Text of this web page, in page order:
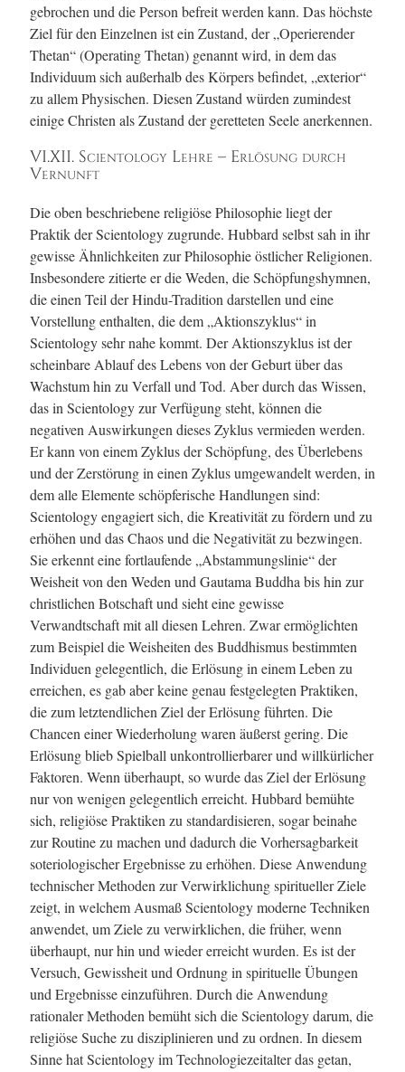
gebrochen und die Person befreit werden kann. Das höchste
Ziel für den Einzelnen ist ein Zustand, der „Operierender
Thetan“ (Operating Thetan) genannt wird, in dem das
Individuum sich außerhalb des Körpers befindet, „exterior“
zu allem Physischen. Diesen Zustand würden zumindest
einige Christen als Zustand der geretteten Seele anerkennen.
VI.XII. Scientology Lehre – Erlösung durch
Vernunft
Die oben beschriebene religiöse Philosophie liegt der
Praktik der Scientology zugrunde. Hubbard selbst sah in ihr
gewisse Ähnlichkeiten zur Philosophie östlicher Religionen.
Insbesondere zitierte er die Weden, die Schöpfungshymnen,
die einen Teil der Hindu-Tradition darstellen und eine
Vorstellung enthalten, die dem „Aktionszyklus“ in
Scientology sehr nahe kommt. Der Aktionszyklus ist der
scheinbare Ablauf des Lebens von der Geburt über das
Wachstum hin zu Verfall und Tod. Aber durch das Wissen,
das in Scientology zur Verfügung steht, können die
negativen Auswirkungen dieses Zyklus vermieden werden.
Er kann von einem Zyklus der Schöpfung, des Überlebens
und der Zerstörung in einen Zyklus umgewandelt werden, in
dem alle Elemente schöpferische Handlungen sind:
Scientology engagiert sich, die Kreativität zu fördern und zu
erhöhen und das Chaos und die Negativität zu bezwingen.
Sie erkennt eine fortlaufende „Abstammungslinie“ der
Weisheit von den Weden und Gautama Buddha bis hin zur
christlichen Botschaft und sieht eine gewisse
Verwandtschaft mit all diesen Lehren. Zwar ermöglichten
zum Beispiel die Weisheiten des Buddhismus bestimmten
Individuen gelegentlich, die Erlösung in einem Leben zu
erreichen, es gab aber keine genau festgelegten Praktiken,
die zum letztendlichen Ziel der Erlösung führten. Die
Chancen einer Wiederholung waren äußerst gering. Die
Erlösung blieb Spielball unkontrollierbarer und willkürlicher
Faktoren. Wenn überhaupt, so wurde das Ziel der Erlösung
nur von wenigen gelegentlich erreicht. Hubbard bemühte
sich, religiöse Praktiken zu standardisieren, sogar beinahe
zur Routine zu machen und dadurch die Vorhersagbarkeit
soteriologischer Ergebnisse zu erhöhen. Diese Anwendung
technischer Methoden zur Verwirklichung spiritueller Ziele
zeigt, in welchem Ausmaß Scientology moderne Techniken
anwendet, um Ziele zu verwirklichen, die früher, wenn
überhaupt, nur hin und wieder erreicht wurden. Es ist der
Versuch, Gewissheit und Ordnung in spirituelle Übungen
und Ergebnisse einzuführen. Durch die Anwendung
rationaler Methoden bemüht sich die Scientology darum, die
religiöse Suche zu disziplinieren und zu ordnen. In diesem
Sinne hat Scientology im Technologiezeitalter das getan,